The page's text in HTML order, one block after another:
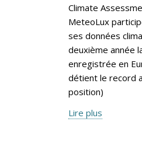
Climate
MeteoLux
ses données
deuxième année
enregistrée en
détient le record
position)
Lire plus